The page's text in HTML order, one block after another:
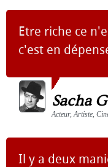
Etre riche ce
c'est en
Sacha
Acteur, Artiste,
Il y a deux